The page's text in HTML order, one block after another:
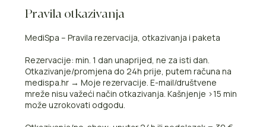
Pravila otkazivanja
MediSpa – Pravila rezervacija, otkazivanja i paketa
Rezervacije: min. 1 dan unaprijed, ne za isti dan.
Otkazivanje/promjena do 24h prije, putem računa na
medispa.hr → Moje rezervacije. E-mail/društvene
mreže nisu važeći način otkazivanja. Kašnjenje >15 min
može uzrokovati odgodu.